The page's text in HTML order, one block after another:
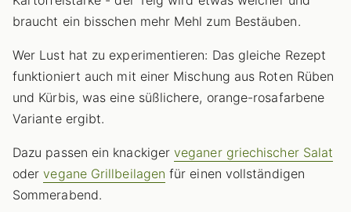
braucht ein bisschen mehr Mehl zum Bestäuben.
Wer Lust hat zu experimentieren: Das gleiche Rezept
funktioniert auch mit einer Mischung aus Roten Rüben
und Kürbis, was eine süßlichere, orange-rosafarbene
Variante ergibt.
Dazu passen ein knackigerveganer griechischer Salat
odervegane Grillbeilagen für einen vollständigen
Sommerabend.